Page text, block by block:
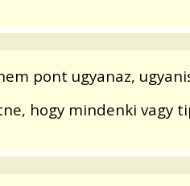
pont ugyanaz,
hogy mindenki vagy